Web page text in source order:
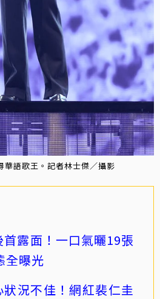
華語歌王。記者林士傑／攝影
露面！一口氣曬19張
全曝光
況不佳！網紅裴仁圭